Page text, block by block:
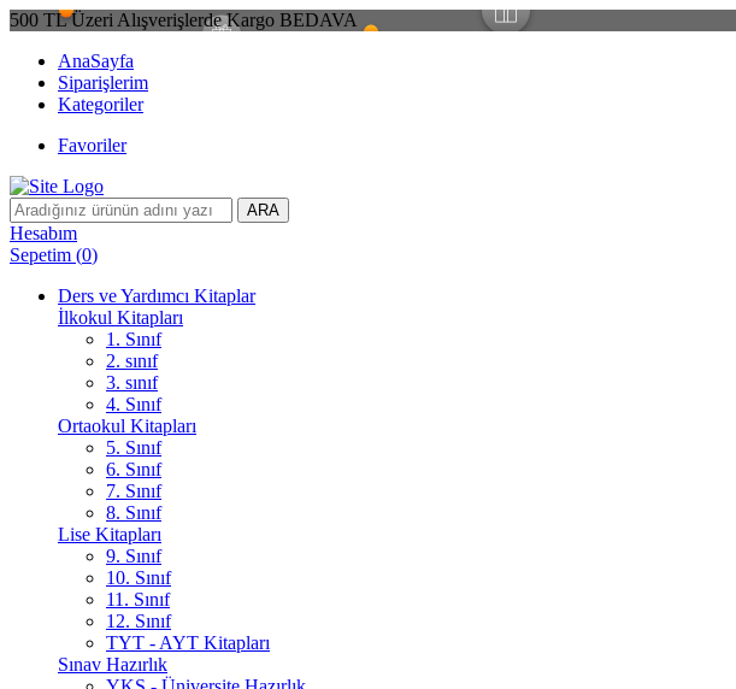
500 TL Üzeri Alışverişlerde Kargo BEDAVA
AnaSayfa
Siparişlerim
Kategoriler
Favoriler
ARA
Hesabım
Sepetim (0)
Ders ve Yardımcı Kitaplar
İlkokul Kitapları
1. Sınıf
2. sınıf
3. sınıf
4. Sınıf
Ortaokul Kitapları
5. Sınıf
6. Sınıf
7. Sınıf
8. Sınıf
Lise Kitapları
9. Sınıf
10. Sınıf
11. Sınıf
12. Sınıf
TYT - AYT Kitapları
Sınav Hazırlık